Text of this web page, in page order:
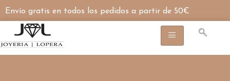
Envío gratis en todos los pedidos a partir de 50€